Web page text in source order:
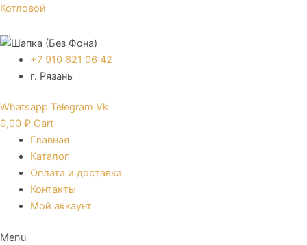
Перейти
содержимому
Котловой
+7 910 621 06 42
г. Рязань
Whatsapp Telegram Vk
0,00 ₽ Cart
Главная
Каталог
Оплата и доставка
Контакты
Мой аккаунт
Menu